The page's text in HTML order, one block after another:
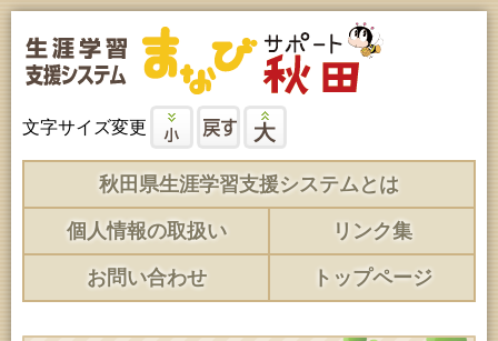
文字サイズ変更
秋田県生涯学習支援システムとは
個人情報の取扱い リンク集
お問い合わせ トップページ